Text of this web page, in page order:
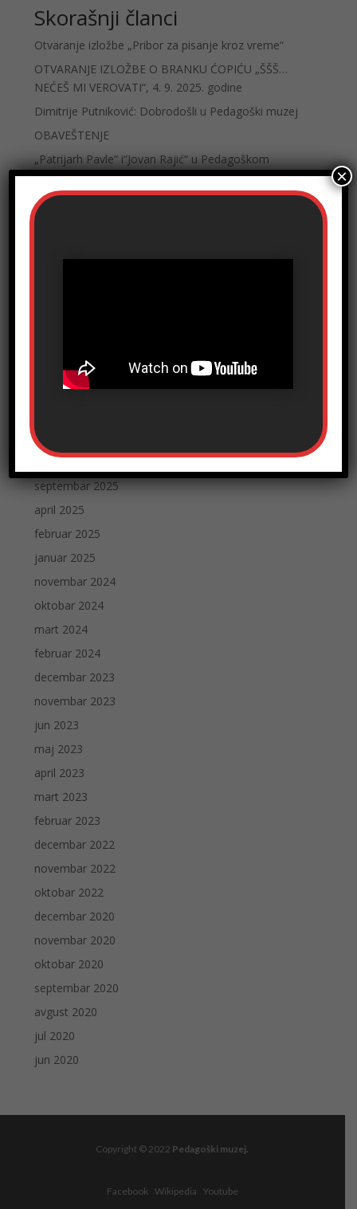
Skorašnji članci
Otvaranje izložbe „Pribor za pisanje kroz vreme“
OTVARANJE IZLOŽBE O BRANKU ĆOPIĆU „ŠŠŠ…
NEĆEŠ MI VEROVATI“, 4. 9. 2025. godine
Dimitrije Putniković: Dobrodošli u Pedagoški muzej
OBAVEŠTENJE
„Patrijarh Pavle“ i“Jovan Rajić“ u Pedagoškom
muzeju od Dana državnosti 15. februara
Skorašnji komentari
Uncategorized
jun 2026
septembar 2025
april 2025
februar 2025
januar 2025
novembar 2024
oktobar 2024
mart 2024
februar 2024
decembar 2023
novembar 2023
jun 2023
maj 2023
april 2023
mart 2023
februar 2023
decembar 2022
novembar 2022
oktobar 2022
decembar 2020
novembar 2020
oktobar 2020
septembar 2020
avgust 2020
jul 2020
jun 2020
Copyright © 2022 Pedagoški muzej.
Facebook Wikipedia Youtube
×